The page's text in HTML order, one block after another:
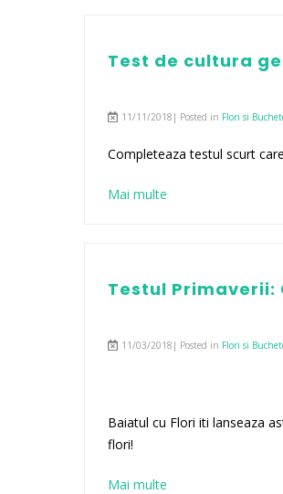
Test de cultura
11/11/2018| Posted in Flori si
Completeaza testul scurt
Mai multe
Testul
11/03/2018| Posted in Flori si
Baiatul cu Flori iti lanseaza
flori!
Mai multe